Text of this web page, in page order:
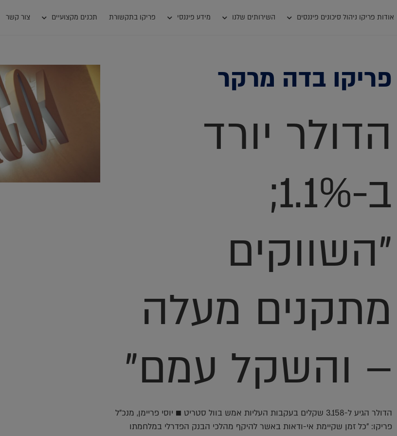
אודות פריקו ניהול סיכונים פיננסים השירותים שלנו מידע פיננסי פריקו בתקשורת תכנים מקצועיים צור קשר
פריקו בדה מרקר
הדולר יורד
ב-1.1%;
"השווקים
מתקנים מעלה
– והשקל עמם"
הדולר הגיע ל-3.158 שקלים בעקבות העליות אמש בוול סטריט ■ יוסי פריימן, מנכ"ל
פריקו: "כל זמן שקיימת אי-ודאות באשר להיקף מהלכי הבנק הפדרלי במלחמתו